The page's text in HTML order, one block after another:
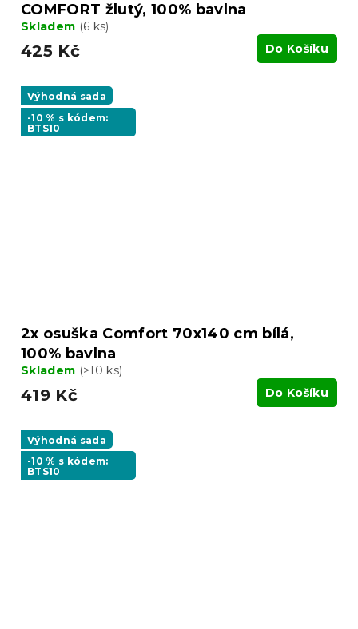
COMFORT žlutý, 100% bavlna
Skladem (6 ks)
425 Kč Do Košíku
Výhodná sada
-10 % s kódem:
BTS10
2x osuška Comfort 70x140 cm bílá,
100% bavlna
Skladem (>10 ks)
419 Kč Do Košíku
Výhodná sada
-10 % s kódem:
BTS10